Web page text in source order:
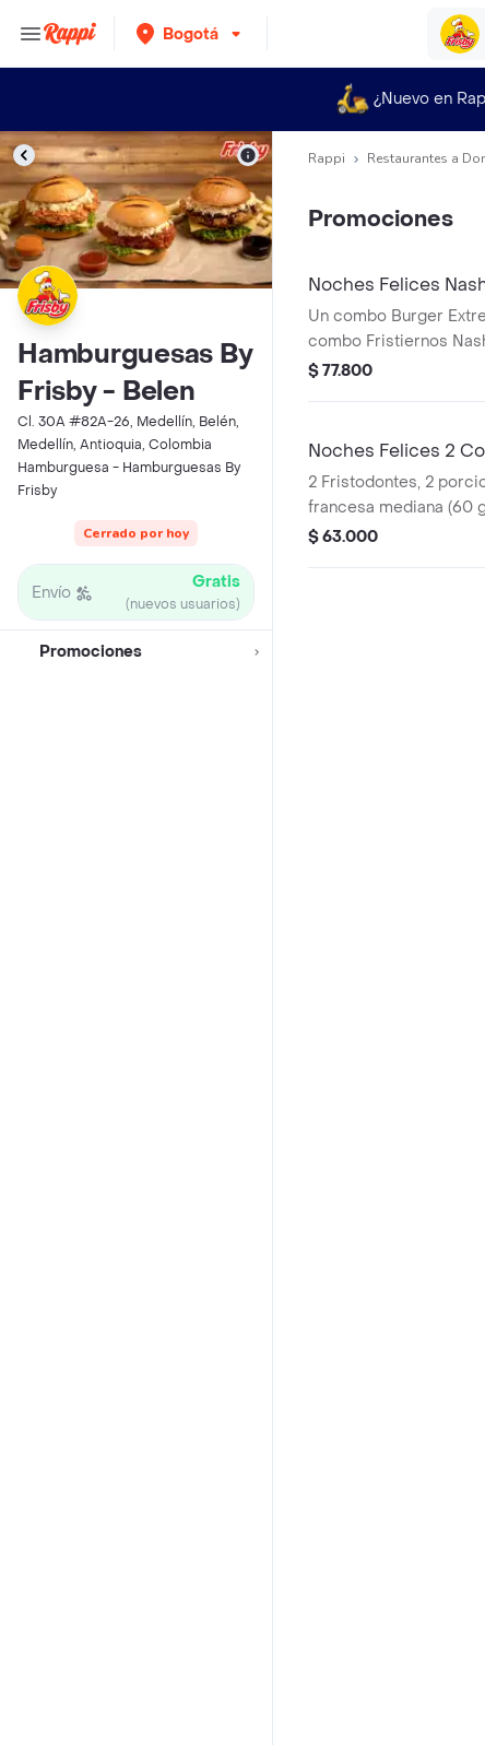
Bogotá
¿Nuevo en
Hamburguesas By
Frisby - Belen
Cl. 30A #82A-26, Medellín, Belén,
Medellín, Antioquia, Colombia
Hamburguesa - Hamburguesas By
Frisby
Cerrado por hoy
Envío Gratis
(nuevos usuarios)
Promociones
Rappi Restaurantes a
Promociones
Noches Felices
Un combo Burger
combo Fristiernos
producto corresponde
$ 77.800
Noches Felices 2
2 Fristodontes, 2
francesa mediana (60
(325 ml und). Escoge
$ 63.000